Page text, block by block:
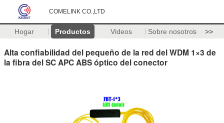
COMELINK CO.,LTD
Hogar Productos Videos Sobre nosotros >>
Alta confiabilidad del pequeño de la red del WDM 1×3 de
la fibra del SC APC ABS óptico del conector